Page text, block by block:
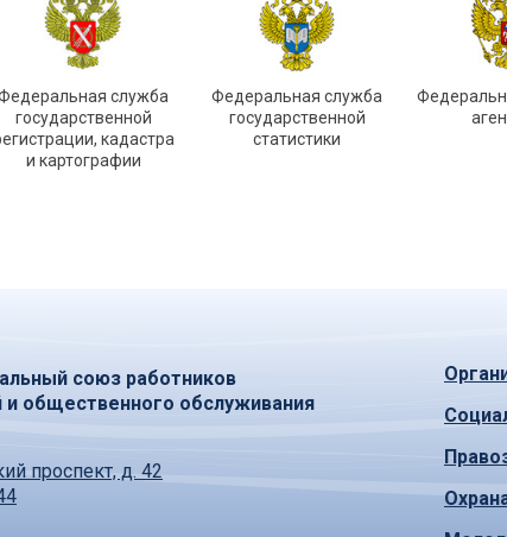
служба
государственной
кадастра
и картографии
Федеральная служба
государственной
статистики
союз работников
общественного обслуживания
проспект, д. 42